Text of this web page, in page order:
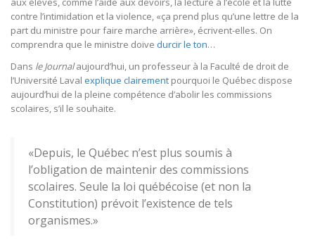
contre l’intimidation et la violence, «ça prend plus qu’une lettre de la
part du ministre pour faire marche arrière», écrivent-elles. On
comprendra que le ministre doive durcir le ton…
Dans le Journalaujourd’hui, un professeur à la Faculté de droit de
l’Université Laval explique clairement pourquoi le Québec dispose
aujourd’hui de la pleine compétence d’abolir les commissions
scolaires, s’il le souhaite.
«Depuis, le Québec n’est plus soumis à
l’obligation de maintenir des commissions
scolaires. Seule la loi québécoise (et non la
Constitution) prévoit l’existence de tels
organismes.»